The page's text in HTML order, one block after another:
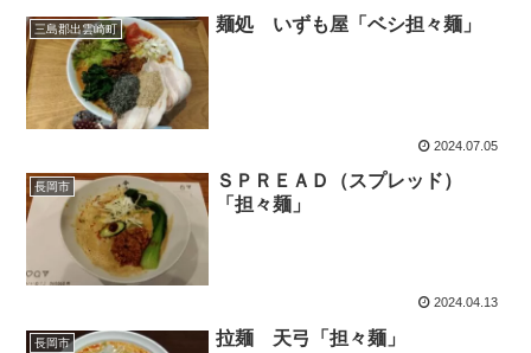
三島郡出雲崎町 麺処 いずも屋「ベシ担々麺」
2024.07.05
長岡市
ＳＰＲＥＡＤ（スプレッド）
「担々麺」
2024.04.13
長岡市 拉麺 天弓「担々麺」